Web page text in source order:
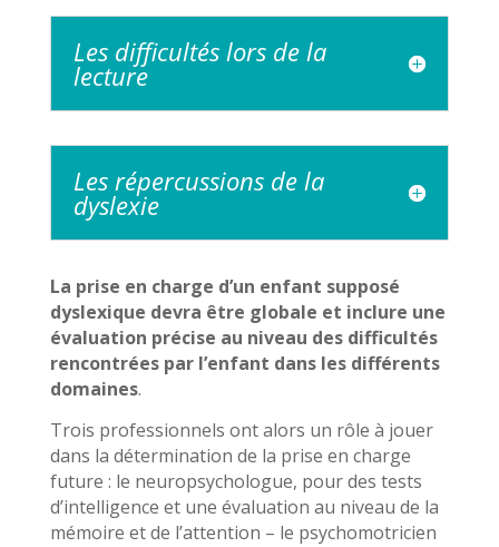
Les difficultés lors de la
lecture
Les répercussions de la
dyslexie
La prise en charge d’un enfant supposé
dyslexique devra être globale et inclure une
évaluation précise au niveau des difficultés
rencontrées par l’enfant dans les différents
domaines.
Trois professionnels ont alors un rôle à jouer
dans la détermination de la prise en charge
future : le neuropsychologue, pour des tests
d’intelligence et une évaluation au niveau de la
mémoire et de l’attention – le psychomotricien